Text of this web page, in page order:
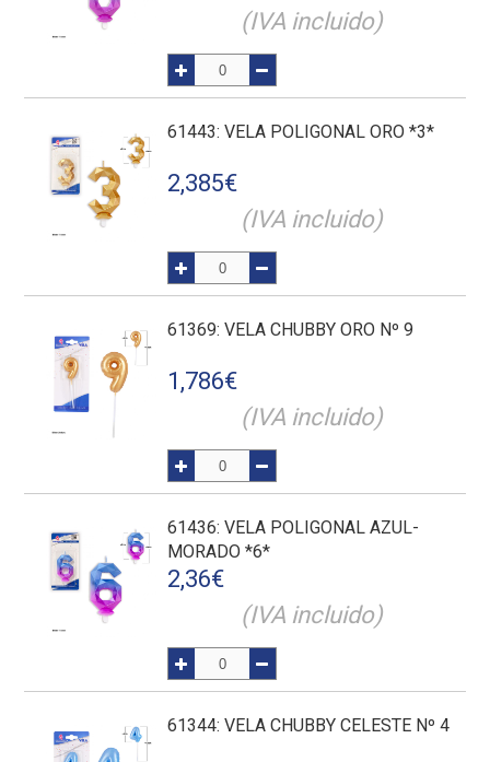
(IVA incluido)
61443: VELA POLIGONAL ORO *3*
2,385€
(IVA incluido)
61369: VELA CHUBBY ORO Nº 9
1,786€
(IVA incluido)
61436: VELA POLIGONAL AZUL-
MORADO *6*
2,36€
(IVA incluido)
61344: VELA CHUBBY CELESTE Nº 4